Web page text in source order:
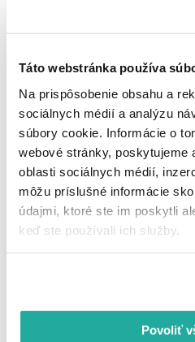
Táto webstránka používa
Na prispôsobenie obsahu a
sociálnych médií a analýzu
súbory cookie. Informácie o
webové stránky, poskytujeme
oblasti sociálnych médií,
môžu príslušné informácie
údajmi, ktoré ste im poskytli
keď ste používali ich služby.
Povoliť
Vodič VZV
Bratislava TPP
Od 1 375 - 1 700 €